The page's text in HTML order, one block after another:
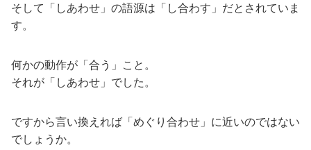
そして「しあわせ」の語源は「し合わす」だとされていま
す。
何かの動作が「合う」こと。
それが「しあわせ」でした。
ですから言い換えれば「めぐり合わせ」に近いのではない
でしょうか。